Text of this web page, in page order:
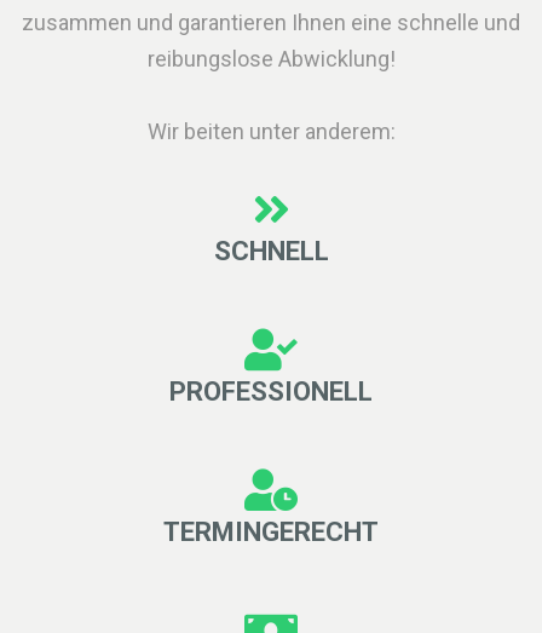
zusammen und garantieren Ihnen eine schnelle und
reibungslose Abwicklung!
Wir beiten unter anderem:
SCHNELL
PROFESSIONELL
TERMINGERECHT